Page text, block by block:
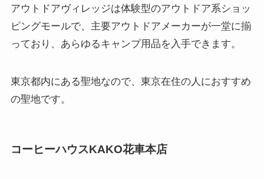
アウトドアヴィレッジは体験型のアウトドア系ショッ
ピングモールで、主要アウトドアメーカーが一堂に揃
っており、あらゆるキャンプ用品を入手できます。
東京都内にある聖地なので、東京在住の人におすすめ
の聖地です。
コーヒーハウスKAKO花車本店